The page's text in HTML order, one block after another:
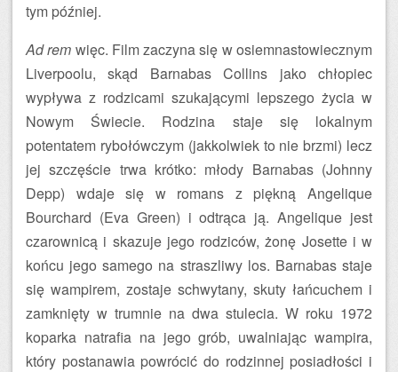
tym później.
Ad rem więc. Film zaczyna się w osiemnastowiecznym
Liverpoolu, skąd Barnabas Collins jako chłopiec
wypływa z rodzicami szukającymi lepszego życia w
Nowym Świecie. Rodzina staje się lokalnym
potentatem rybołówczym (jakkolwiek to nie brzmi) lecz
jej szczęście trwa krótko: młody Barnabas (Johnny
Depp) wdaje się w romans z piękną Angelique
Bourchard (Eva Green) i odtrąca ją. Angelique jest
czarownicą i skazuje jego rodziców, żonę Josette i w
końcu jego samego na straszliwy los. Barnabas staje
się wampirem, zostaje schwytany, skuty łańcuchem i
zamknięty w trumnie na dwa stulecia. W roku 1972
koparka natrafia na jego grób, uwalniając wampira,
który postanawia powrócić do rodzinnej posiadłości i